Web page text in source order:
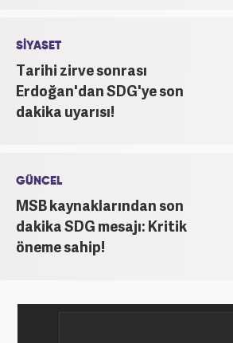
SİYASET
Tarihi zirve sonrası
Erdoğan'dan SDG'ye son
dakika uyarısı!
GÜNCEL
MSB kaynaklarından son
dakika SDG mesajı: Kritik
öneme sahip!